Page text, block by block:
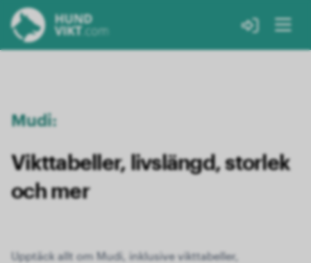
Mudi:
Vikttabeller, livslängd, storlek
och mer
Upptäck allt om Mudi, inklusive vikttabeller,